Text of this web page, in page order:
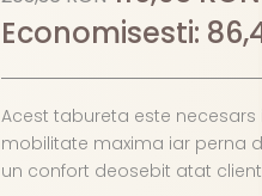
Economisesti:
Acest tabureta este necesars
mobilitate maxima iar perna
un confort deosebit atat